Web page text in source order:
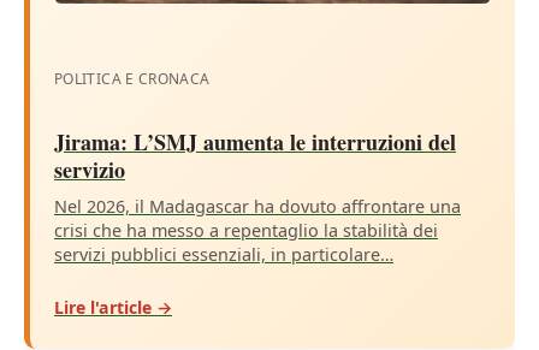
POLITICA E CRONACA
Jirama: L’SMJ aumenta le interruzioni del
servizio
Nel 2026, il Madagascar ha dovuto affrontare una
crisi che ha messo a repentaglio la stabilità dei
servizi pubblici essenziali, in particolare…
Lire l'article →